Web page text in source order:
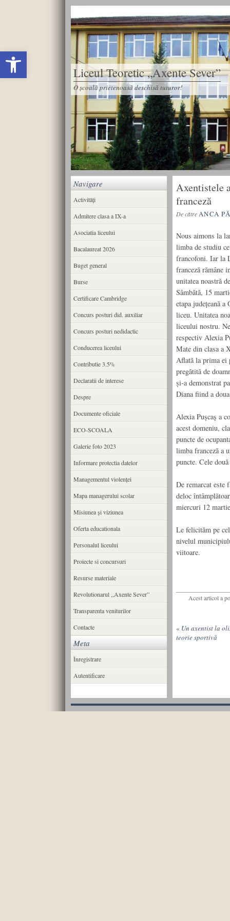
Deschide bara de unelte
Liceul Teoretic „Axente Sever”
O școală prietenoasă deschisă tuturor!
Axentistele
franceză
De cătreANCA
Nous aimons la
limba de studiu
francofoni. Iar la
franceză rămâne
unitatea noastră
Sâmbătă, 15
etapa județeană
liceu. Unitatea
liceului nostru.
respectiv Alexia
Mate din clasa a
Aflată la prima ei
pregătită de
și-a demonstrat
Diana fiind a
Alexia Pușcaș a
acest domeniu,
puncte de
limba franceză a
puncte. Cele
De remarcat este
deloc
miercuri 12
Le felicităm pe
nivelul
viitoare.
Acest articol a
« Un axentist la
teorie sportivă
Navigare
Activități
Admitere clasa a IX-a
Asociatia liceului
Bacalaureat 2026
Buget general
Burse
Certificare Cambridge
Concurs posturi did. auxiliar
Concurs posturi nedidactic
Conducerea liceului
Contributie 3.5%
Declaratii de interese
Despre
Documente oficiale
ECO-SCOALA
Galerie foto 2023
Informare protectia datelor
Managementul violenței
Mapa managerului scolar
Misiunea şi viziunea
Oferta educationala
Personalul liceului
Proiecte si concursuri
Resurse materiale
Revolutionarul ,,Axente Sever”
Transparenta veniturilor
Contacte
Meta
Înregistrare
Autentificare